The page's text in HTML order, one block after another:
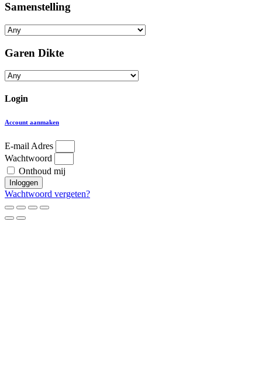
Samenstelling
Garen Dikte
Login
Account aanmaken
E-mail Adres
Wachtwoord
Onthoud mij
Inloggen
Wachtwoord vergeten?